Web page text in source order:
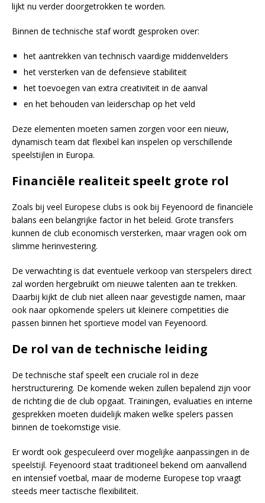
lijkt nu verder doorgetrokken te worden.
Binnen de technische staf wordt gesproken over:
het aantrekken van technisch vaardige middenvelders
het versterken van de defensieve stabiliteit
het toevoegen van extra creativiteit in de aanval
en het behouden van leiderschap op het veld
Deze elementen moeten samen zorgen voor een nieuw,
dynamisch team dat flexibel kan inspelen op verschillende
speelstijlen in Europa.
Financiële realiteit speelt grote rol
Zoals bij veel Europese clubs is ook bij Feyenoord de financiële
balans een belangrijke factor in het beleid. Grote transfers
kunnen de club economisch versterken, maar vragen ook om
slimme herinvestering.
De verwachting is dat eventuele verkoop van sterspelers direct
zal worden hergebruikt om nieuwe talenten aan te trekken.
Daarbij kijkt de club niet alleen naar gevestigde namen, maar
ook naar opkomende spelers uit kleinere competities die
passen binnen het sportieve model van Feyenoord.
De rol van de technische leiding
De technische staf speelt een cruciale rol in deze
herstructurering. De komende weken zullen bepalend zijn voor
de richting die de club opgaat. Trainingen, evaluaties en interne
gesprekken moeten duidelijk maken welke spelers passen
binnen de toekomstige visie.
Er wordt ook gespeculeerd over mogelijke aanpassingen in de
speelstijl. Feyenoord staat traditioneel bekend om aanvallend
en intensief voetbal, maar de moderne Europese top vraagt
steeds meer tactische flexibiliteit.